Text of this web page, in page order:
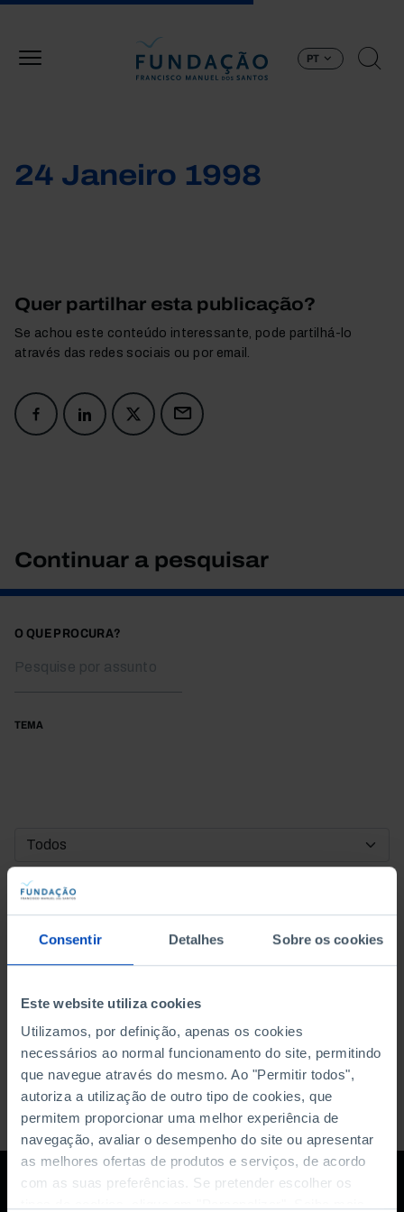
Consentir Detalhes Sobre os cookies
Este website utiliza cookies
Utilizamos, por definição, apenas os cookies
necessários ao normal funcionamento do site, permitindo
que navegue através do mesmo. Ao "Permitir todos",
autoriza a utilização de outro tipo de cookies, que
permitem proporcionar uma melhor experiência de
navegação, avaliar o desempenho do site ou apresentar
as melhores ofertas de produtos e serviços, de acordo
com as suas preferências. Se pretender escolher os
PT
24 Janeiro 1998
Quer partilhar esta publicação?
Se achou este conteúdo interessante, pode partilhá-lo
através das redes sociais ou por email.
Continuar a pesquisar
O QUE PROCURA?
TEMA
DATA DE INÍCIO
DATA DE FIM